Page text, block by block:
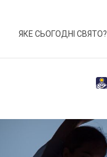
ЯКЕ СЬОГОДНІ СВЯТО?